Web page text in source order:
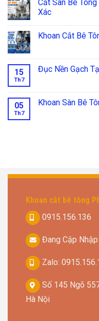
Cắt Sàn Bê
Xác
Khoan Cắt Bê
15
Th7
Đục Nền Gạch
05
Th7
Khoan Sàn Bê
Khoan cắt bê tông
0915.156.136
Đang Cập Nhập
Zalo:
Số 145 Ngõ 557
Hà Nội